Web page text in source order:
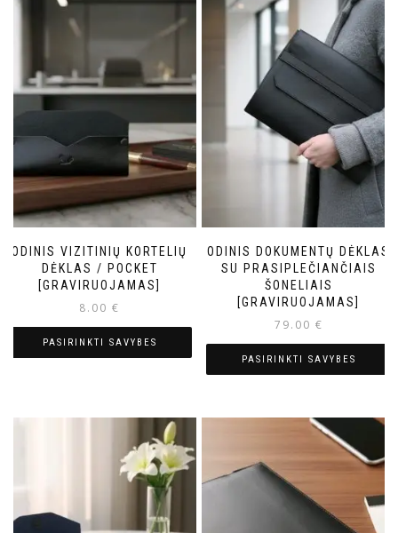
ODINIS VIZITINIŲ KORTELIŲ
DĖKLAS / POCKET
[GRAVIRUOJAMAS]
8.00 €
PASIRINKTI SAVYBES
ODINIS DOKUMENTŲ DĖKLAS
SU PRASIPLEČIANČIAIS
ŠONELIAIS
[GRAVIRUOJAMAS]
79.00 €
PASIRINKTI SAVYBES